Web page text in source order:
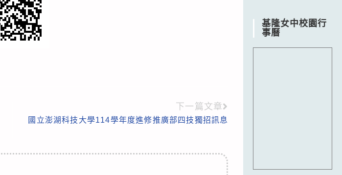
下一篇文章
國立澎湖科技大學114學年度進修推廣部四技獨招訊息
基隆女中校園行
事曆